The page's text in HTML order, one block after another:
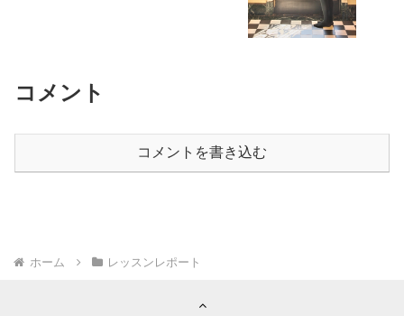
コメント
コメントを書き込む
ホーム レッスンレポート